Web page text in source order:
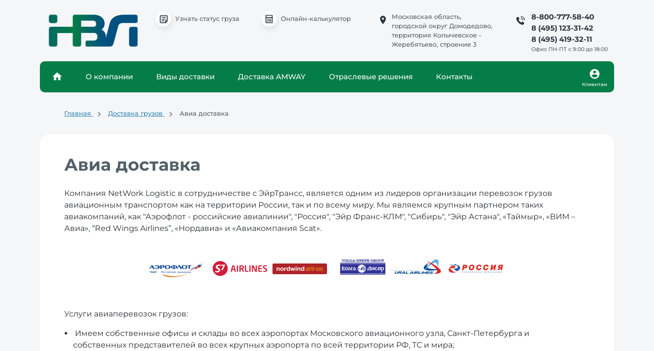
Узнать статус груза Онлайн-калькулятор
8-800-777-58-40
8 (495) 123-31-42
8 (495) 419-32-11
Офис ПН-ПТ с 9:00 до 18:00
Московская область,
городской округ Домодедово,
территория Колычевское -
Жеребятьево, строение 3
О компании Виды доставки Доставка AMWAY Отраслевые решения Контакты
Клиентам
Главная Доставка грузов Авиа доставка
Авиа доставка
Компания NetWork Logistic в сотрудничестве с ЭйрТрансс, является одним из лидеров организации перевозок грузов
авиационным транспортом как на территории России, так и по всему миру. Мы являемся крупным партнером таких
авиакомпаний, как "Аэрофлот - российские авиалинии", "Россия", "Эйр Франс-КЛМ", "Сибирь", "Эйр Астана", «Таймыр», «ВИМ –
Авиа», “Red Wings Airlines”, «Нордавиа» и «Авиакомпания Scat».
Услуги авиаперевозок грузов:
Имеем собственные офисы и склады во всех аэропортах Московского авиационного узла, Санкт-Петербурга и
собственных представителей во всех крупных аэропорта по всей территории РФ, ТС и мира;